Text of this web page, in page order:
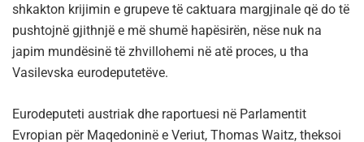
shkakton krijimin e grupeve të caktuara margjinale që do të
pushtojnë gjithnjë e më shumë hapësirën, nëse nuk na
japim mundësinë të zhvillohemi në atë proces, u tha
Vasilevska eurodeputetëve.
Eurodeputeti austriak dhe raportuesi në Parlamentit
Evropian për Maqedoninë e Veriut, Thomas Waitz, theksoi